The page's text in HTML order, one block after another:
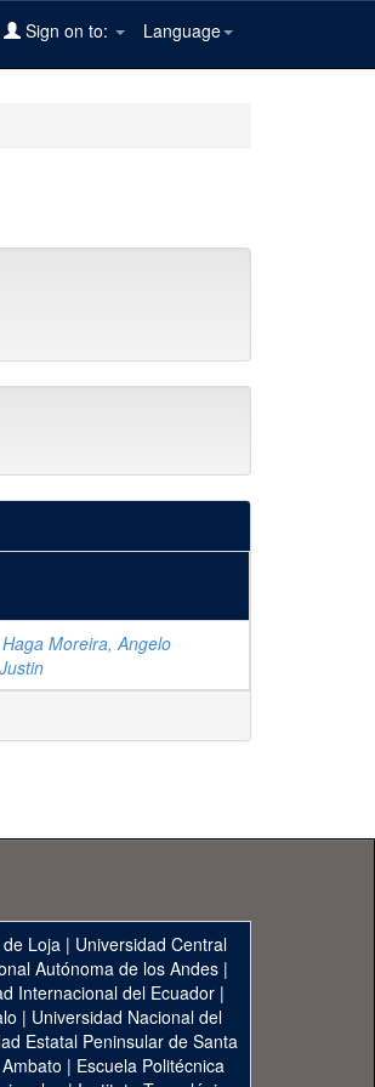
Language
Sign on to:
Haga Moreira, Angelo
Loja | Universidad Central
Autónoma de los Andes|
Internacional del Ecuador|
| Universidad Nacional del
Estatal Peninsular de Santa
| Escuela Politécnica